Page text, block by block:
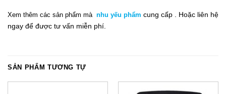
Xem thêm các sản phẩm mà nhu yếu phẩm cung cấp .
Hoặc liên hệ
ngay để được tư vấn miễn phí.
SẢN PHẨM TƯƠNG TỰ